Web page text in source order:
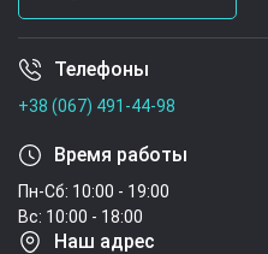
Условия соглашения
Телефоны
+38 (067) 491-44-98
Время работы
Пн-Сб: 10:00 - 19:00
Вс: 10:00 - 18:00
Наш адрес